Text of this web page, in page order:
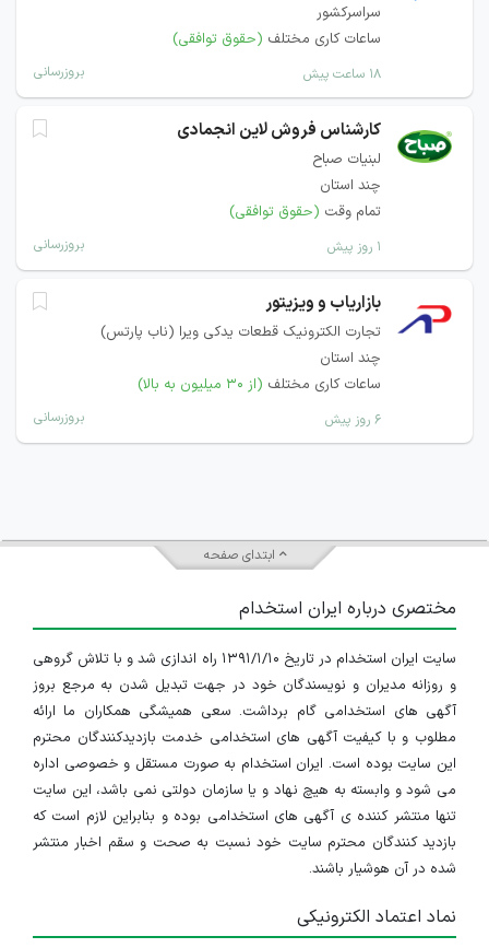
سراسرکشور
ساعات کاری مختلف (حقوق توافقی)
۱۸ ساعت پیش بروزرسانی
کارشناس فروش لاین انجمادی
لبنیات صباح
چند استان
تمام وقت (حقوق توافقی)
۱ روز پیش بروزرسانی
بازاریاب و ویزیتور
تجارت الکترونیک قطعات یدکی ویرا (ناب پارتس)
چند استان
ساعات کاری مختلف (از ۳۰ میلیون به بالا)
۶ روز پیش بروزرسانی
ابتدای صفحه
مختصری درباره ایران استخدام
سایت ایران استخدام در تاریخ ۱۳۹۱/۱/۱۰ راه اندازی شد و با تلاش گروهی
و روزانه مدیران و نویسندگان خود در جهت تبدیل شدن به مرجع بروز
آگهی های استخدامی گام برداشت. سعی همیشگی همکاران ما ارائه
مطلوب و با کیفیت آگهی های استخدامی خدمت بازدیدکنندگان محترم
این سایت بوده است. ایران استخدام به صورت مستقل و خصوصی اداره
می شود و وابسته به هیچ نهاد و یا سازمان دولتی نمی باشد، این سایت
تنها منتشر کننده ی آگهی های استخدامی بوده و بنابراین لازم است که
بازدید کنندگان محترم سایت خود نسبت به صحت و سقم اخبار منتشر
شده در آن هوشیار باشند.
نماد اعتماد الکترونیکی